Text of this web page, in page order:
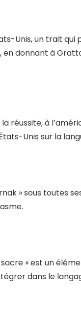
Unis, un trait
en donnant à
réussite, à
Unis sur la
» sous toutes
» est un
dans le